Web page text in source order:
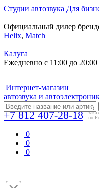
Студии автозвука Для
Официальный дилер
Helix, Match
Калуга
Ежедневно с 11:00 до 20:00
Интернет-магазин
автозвука и
+7 812 407-28-18
по
0
0
0